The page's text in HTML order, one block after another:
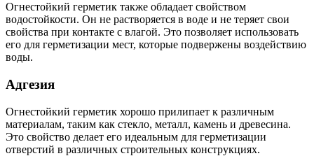
Огнестойкий герметик также обладает свойством
водостойкости. Он не растворяется в воде и не теряет свои
свойства при контакте с влагой. Это позволяет использовать
его для герметизации мест, которые подвержены воздействию
воды.
Адгезия
Огнестойкий герметик хорошо прилипает к различным
материалам, таким как стекло, металл, камень и древесина.
Это свойство делает его идеальным для герметизации
отверстий в различных строительных конструкциях.